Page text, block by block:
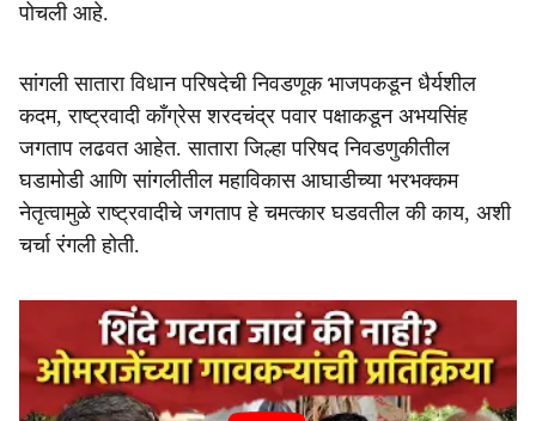
पोचली आहे.
सांगली सातारा विधान परिषदेची निवडणूक भाजपकडून धैर्यशील
कदम, राष्ट्रवादी काँग्रेस शरदचंद्र पवार पक्षाकडून अभयसिंह
जगताप लढवत आहेत. सातारा जिल्हा परिषद निवडणुकीतील
घडामोडी आणि सांगलीतील महाविकास आघाडीच्या भरभक्कम
नेतृत्वामुळे राष्ट्रवादीचे जगताप हे चमत्कार घडवतील की काय, अशी
चर्चा रंगली होती.